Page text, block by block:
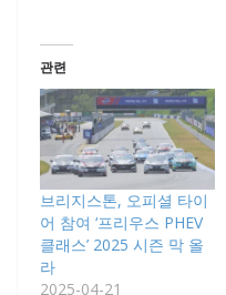
관련
브리지스톤, 오피셜 타이
어 참여 ‘프리우스 PHEV
클래스’ 2025 시즌 막 올
라
2025-04-21